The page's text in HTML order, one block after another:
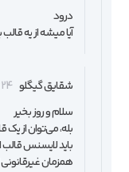
درود
آیا میشه از یه
شقایق گیگلو 24 تیر 1404 در 11:51
سلام و روز بخیر
بله، می‌توان از یک
باید لایسنس قالب
همزمان